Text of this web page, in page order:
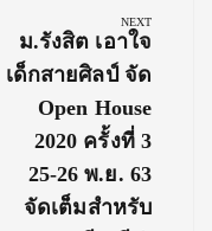
NEXT
Next
Post:
ม.รังสิต เอาใจ
เด็กสายศิลป์ จัด
Open House
2020 ครั้งที่ 3
25-26 พ.ย. 63
จัดเต็มสำหรับ